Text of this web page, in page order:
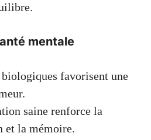
mentale
favorisent une
saine renforce la
et la mémoire.